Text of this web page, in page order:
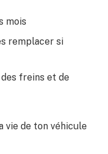
mois
remplacer si
freins et de
vie de ton véhicule